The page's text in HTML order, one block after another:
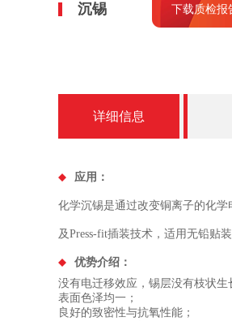
沉锡 下载质检报
详细信息
应用：
化学沉锡是通过改变铜离子的化
及Press-fit插装技术，适用无铅贴
优势介绍：
没有电迁移效应，锡层没有枝状生
表面色泽均一；
良好的致密性与抗氧性能；